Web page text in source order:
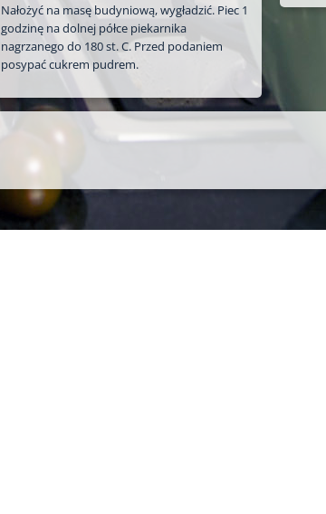
Nałożyć na masę budyniową, wygładzić. Piec 1
godzinę na dolnej półce piekarnika
nagrzanego do 180 st. C. Przed podaniem
posypać cukrem pudrem.